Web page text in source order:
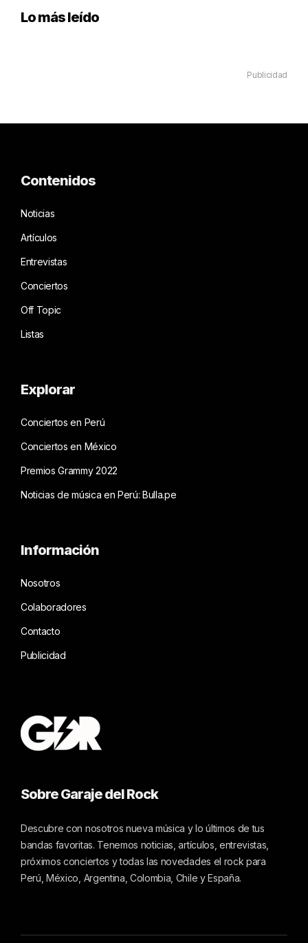
Lo más leído
Publicidad
Contenidos
Noticias
Artículos
Entrevistas
Conciertos
Off Topic
Listas
Explorar
Conciertos en Perú
Conciertos en México
Premios Grammy 2022
Noticias de música en Perú: Bulla.pe
Información
Nosotros
Colaboradores
Contacto
Publicidad
Sobre Garaje del Rock
Descubre con nosotros nueva música y lo últimos de tus
bandas favoritas. Tenemos noticias, artículos, entrevistas,
próximos conciertos y todas las novedades el rock para
Perú, México, Argentina, Colombia, Chile y España.